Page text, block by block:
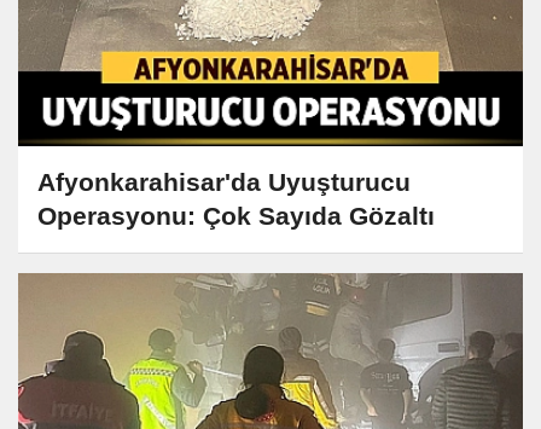
Afyonkarahisar'da Uyuşturucu
Operasyonu: Çok Sayıda Gözaltı